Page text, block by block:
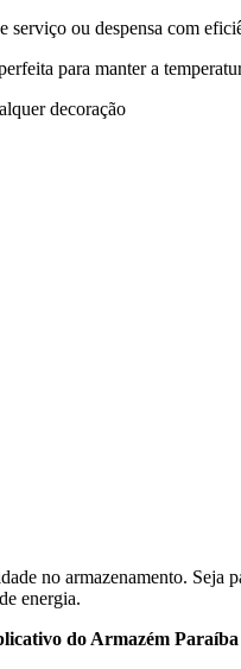
serviço ou despensa com
para manter a
decoração
no armazenamento.
energia.
do Armazém